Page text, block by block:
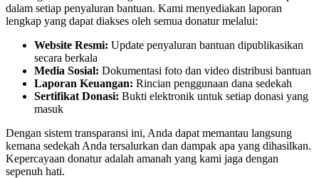
dalam setiap penyaluran bantuan. Kami menyediakan laporan
lengkap yang dapat diakses oleh semua donatur melalui:
Website Resmi: Update penyaluran bantuan dipublikasikan
secara berkala
Media Sosial: Dokumentasi foto dan video distribusi bantuan
Laporan Keuangan: Rincian penggunaan dana sedekah
Sertifikat Donasi: Bukti elektronik untuk setiap donasi yang
masuk
Dengan sistem transparansi ini, Anda dapat memantau langsung
kemana sedekah Anda tersalurkan dan dampak apa yang dihasilkan.
Kepercayaan donatur adalah amanah yang kami jaga dengan
sepenuh hati.